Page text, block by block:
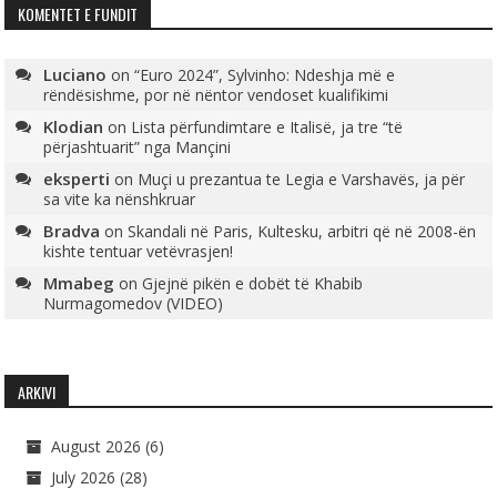
KOMENTET E FUNDIT
Luciano on“Euro 2024”, Sylvinho: Ndeshja më e
rëndësishme, por në nëntor vendoset kualifikimi
Klodian on Lista përfundimtare e Italisë, ja tre “të
përjashtuarit” nga Mançini
eksperti on Muçi u prezantua te Legia e Varshavës, ja për
sa vite ka nënshkruar
Bradva onSkandali në Paris, Kultesku, arbitri që në 2008-ën
kishte tentuar vetëvrasjen!
Mmabeg onGjejnë pikën e dobët të Khabib
Nurmagomedov (VIDEO)
ARKIVI
August 2026 (6)
July 2026 (28)